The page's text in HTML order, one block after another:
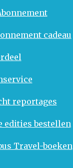
cadeau
reportages
edities bestellen
Travel-boeken